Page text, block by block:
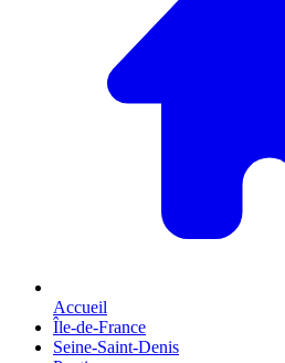
Accueil
Île-de-France
Seine-Saint-Denis